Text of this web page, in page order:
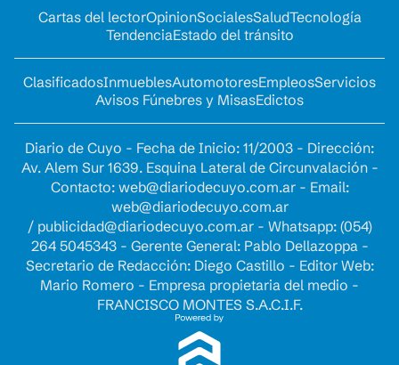
Cartas del lectorOpinionSocialesSaludTecnología
TendenciaEstado del tránsito
ClasificadosInmueblesAutomotoresEmpleosServicios
Avisos Fúnebres y MisasEdictos
Diario de Cuyo - Fecha de Inicio: 11/2003 - Dirección:
Av. Alem Sur 1639. Esquina Lateral de Circunvalación -
Contacto: web@diariodecuyo.com.ar- Email:
web@diariodecuyo.com.ar
/ publicidad@diariodecuyo.com.ar- Whatsapp: (054)
264 5045343 - Gerente General: Pablo Dellazoppa -
Secretario de Redacción: Diego Castillo - Editor Web:
Mario Romero - Empresa propietaria del medio -
FRANCISCO MONTES S.A.C.I.F.